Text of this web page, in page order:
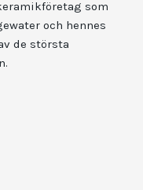
som
och hennes
de största